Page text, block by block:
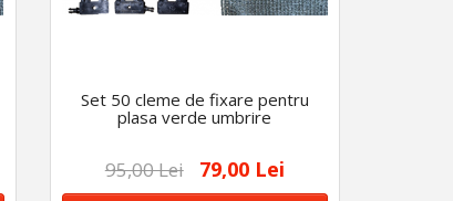
Set 50 cleme de fixare pentru
plasa verde umbrire
95,00 Lei 79,00 Lei